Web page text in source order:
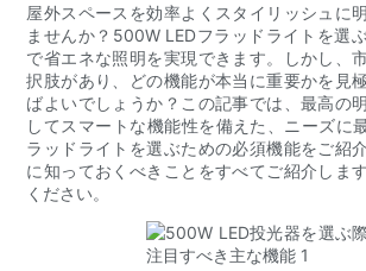
屋外スペースを効率よくスタイリッシュに
ませんか？500W LEDフラッドライトを選
で省エネな照明を実現できます。しかし、
択肢があり、どの機能が本当に重要かを見
ばよいでしょうか？この記事では、最高の
してスマートな機能性を備えた、ニーズに
ラッドライトを選ぶための必須機能をご紹
に知っておくべきことをすべてご紹介しま
ください。